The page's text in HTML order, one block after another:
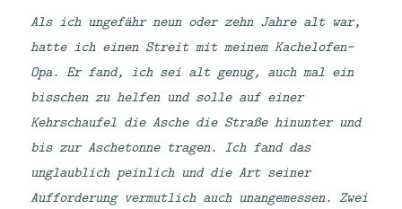
Als ich ungefähr neun oder zehn Jahre alt war,
hatte ich einen Streit mit meinem Kachelofen-
Opa. Er fand, ich sei alt genug, auch mal ein
bisschen zu helfen und solle auf einer
Kehrschaufel die Asche die Straße hinunter und
bis zur Aschetonne tragen. Ich fand das
unglaublich peinlich und die Art seiner
Aufforderung vermutlich auch unangemessen. Zwei